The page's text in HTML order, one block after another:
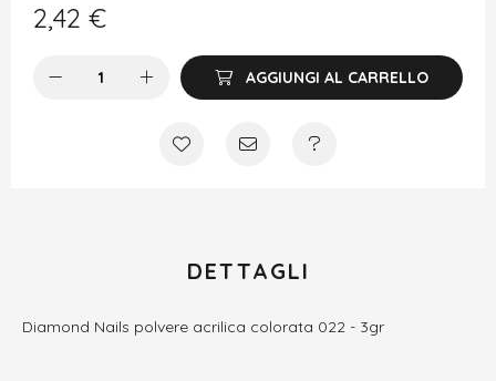
2,42 €
AGGIUNGI AL CARRELLO
DETTAGLI
Diamond Nails polvere acrilica colorata 022 - 3gr